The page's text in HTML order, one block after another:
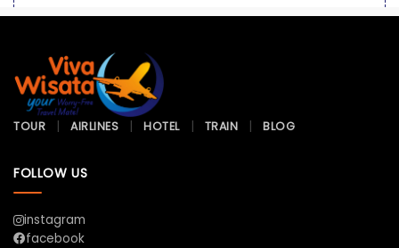
TOUR AIRLINES HOTEL TRAIN BLOG
FOLLOW US
instagram
facebook